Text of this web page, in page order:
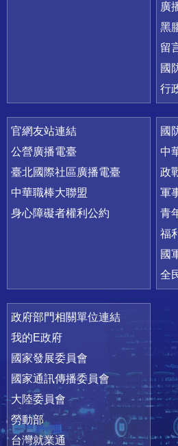
廣
黑
留
國
行
官網友站連結
公營廣播電臺
臺北國際社區廣播電臺
中華職棒大聯盟
身心障礙者權利公約
國
中
政
軍
青
福
國
全
政府部門相關單位連結
我的E政府
國家發展委員會
國家通訊傳播委員會
大陸委員會
勞動部
台灣就業通